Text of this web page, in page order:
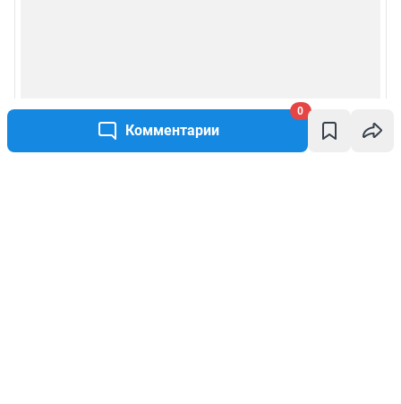
Комментарии
0